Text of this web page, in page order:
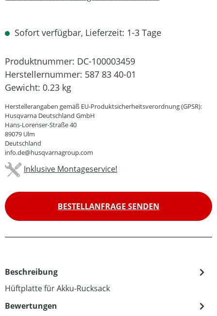
Sofort verfügbar, Lieferzeit: 1-3 Tage
Produktnummer: DC-100003459
Herstellernummer: 587 83 40-01
Gewicht: 0.23 kg
Herstellerangaben gemäß EU-Produktsicherheitsverordnung (GPSR):
Husqvarna Deutschland GmbH
Hans-Lorenser-Straße 40
89079 Ulm
Deutschland
info.de@husqvarnagroup.com
Inklusive Montageservice!
BESTELLANFRAGE SENDEN
Beschreibung
Hüftplatte für Akku-Rucksack
Bewertungen